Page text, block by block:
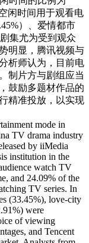
闲时间用于观看电
）、爱情都市
集尤为受到观众
明显，腾讯视频与
析师认为，目前电
制片方与剧组应当
鼓励多题材作品的
精准投放，以实现
mode in
TV drama industry
by iiMedia
institution in the
watch TV
and 24.09% of the
TV series. In
(33.45%), love-city
were
of viewing
and Tencent